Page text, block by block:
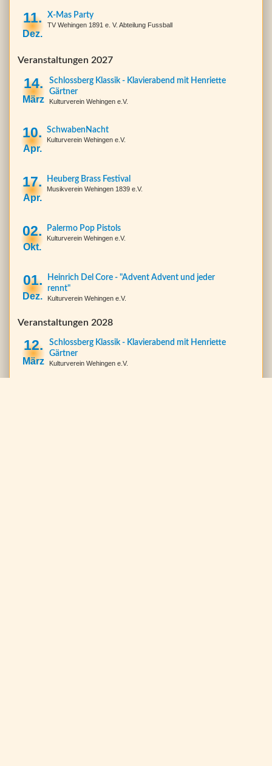
11.
Dez.
X-Mas Party
TV Wehingen 1891 e. V. Abteilung Fussball
Veranstaltungen 2027
14.
März
Schlossberg Klassik - Klavierabend mit Henriette
Gärtner
Kulturverein Wehingen e.V.
10.
Apr.
SchwabenNacht
Kulturverein Wehingen e.V.
17.
Apr.
Heuberg Brass Festival
Musikverein Wehingen 1839 e.V.
02.
Okt.
Palermo Pop Pistols
Kulturverein Wehingen e.V.
01.
Dez.
Heinrich Del Core - "Advent Advent und jeder
rennt"
Kulturverein Wehingen e.V.
Veranstaltungen 2028
12.
März
Schlossberg Klassik - Klavierabend mit Henriette
Gärtner
Kulturverein Wehingen e.V.